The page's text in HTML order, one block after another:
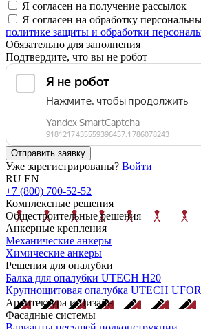
Я согласен на получение рассылок
Я согласен на обработку
политике защиты и обработки
Обязательно для заполнения
Подтвердите, что вы не робот
Отправить заявку
Уже зарегистрированы? Войти
RU EN
+7 (800) 700-52-52
Комплексные решения
Общестроительные решения
Анкерные крепления
Механические анкеры
Химические анкеры
Решения для опалубки
Балка для опалубки UTECH H20
Крупнощитовая опалубка UTECH
Архитектура и Дизайн
Фасадные системы